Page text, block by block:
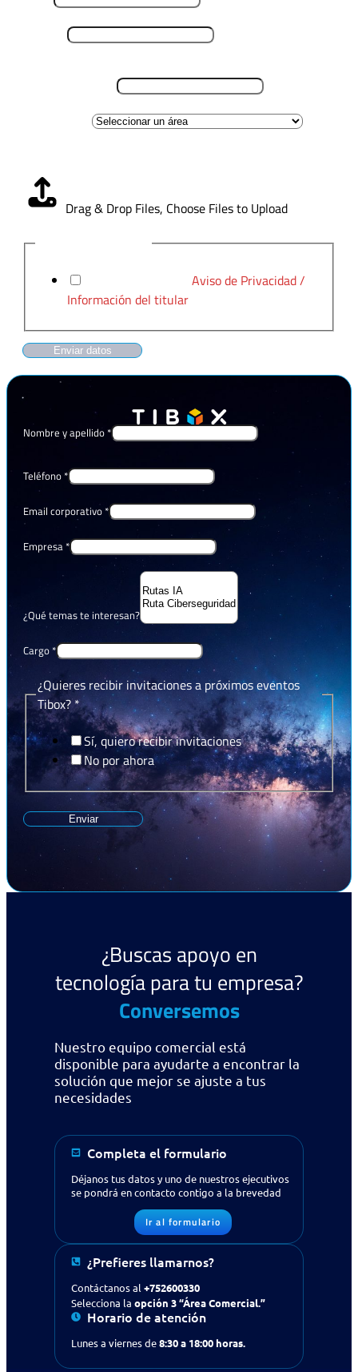
Contáctanos
Drag & Drop Files, Choose Files to Upload
Aviso de Privacidad /
Información del titular
Enviar datos
Nombre y apellido *
Teléfono *
Email corporativo *
Empresa *
¿Qué temas te interesan?
Cargo *
¿Quieres recibir invitaciones a próximos eventos
Tibox?*
Sí, quiero recibir invitaciones
No por ahora
Enviar
¿Buscas apoyo en
tecnología para tu empresa?
Conversemos
Nuestro equipo comercial está
disponible para ayudarte a encontrar la
solución que mejor se ajuste a tus
necesidades
Completa el formulario
Déjanos tus datos y uno de nuestros ejecutivos
se pondrá en contacto contigo a la brevedad
Ir al formulario
¿Prefieres llamarnos?
Contáctanos al +752600330
Selecciona la opción 3 “Área Comercial.”
Horario de atención
Lunes a viernes de8:30 a 18:00 horas.
¿Buscas apoyo en tecnología
para tu empresa? Contáctanos
IR AL FORMULARIO
¿Prefieres llamarnos?
Selecciona la opción 3“Área Comercial.”
Si ya eres cliente y necesitassoporte
PORTAL CLIENTE